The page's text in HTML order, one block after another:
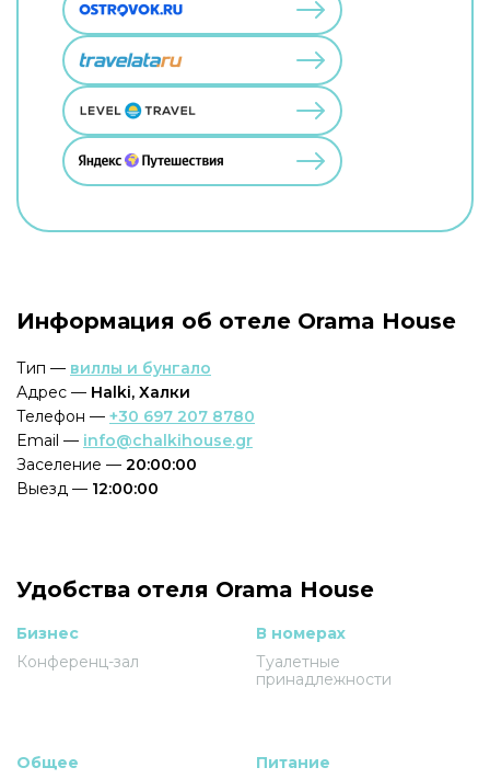
Информация об отеле Orama House
Тип — виллы и бунгало
Адрес — Halki, Халки
Телефон — +30 697 207 8780
Email — info@chalkihouse.gr
Заселение — 20:00:00
Выезд — 12:00:00
Удобства отеля Orama House
Бизнес
Конференц-зал
В номерах
Туалетные
принадлежности
Общее
Питание